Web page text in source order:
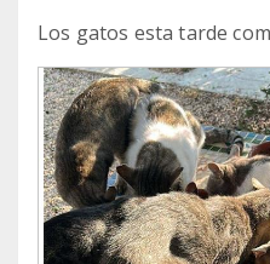
Los gatos esta tarde